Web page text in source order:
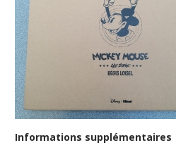
Informations supplémentaires